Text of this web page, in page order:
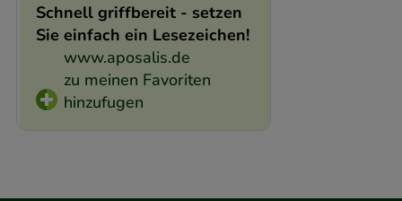
Schnell griffbereit - setzen
Sie einfach ein Lesezeichen!
www.aposalis.de
zu meinen Favoriten
hinzufugen